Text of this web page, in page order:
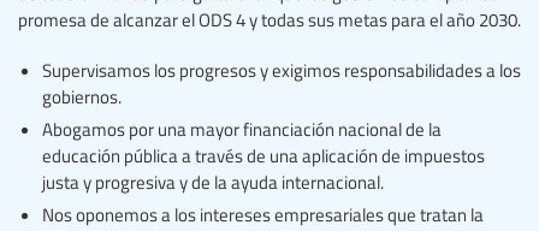
promesa de alcanzar el ODS 4 y todas sus metas para el año 2030.
Supervisamos los progresos y exigimos responsabilidades a los
gobiernos.
Abogamos por una mayor financiación nacional de la
educación pública a través de una aplicación de impuestos
justa y progresiva y de la ayuda internacional.
Nos oponemos a los intereses empresariales que tratan la